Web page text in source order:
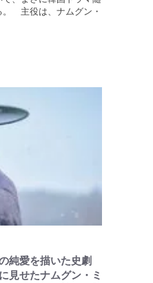
。 主役は、ナムグン・
純愛を描いた史劇
見せたナムグン・ミ